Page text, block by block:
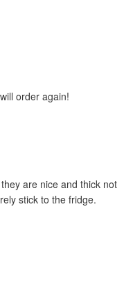
order again!
are nice and thick not
stick to the fridge.